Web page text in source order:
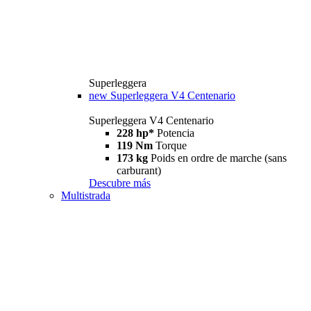
Superleggera
new Superleggera V4 Centenario
Superleggera V4 Centenario
228 hp* Potencia
119 Nm Torque
173 kg Poids en ordre de marche (sans
carburant)
Descubre más
Multistrada